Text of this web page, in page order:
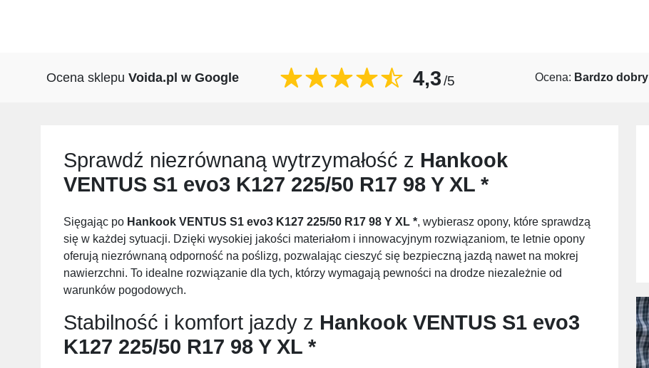
Ocena sklepu Voida.pl w Google 4,3/5 Ocena: Bardzo dobry
Sprawdź niezrównaną wytrzymałość z Hankook
VENTUS S1 evo3 K127 225/50 R17 98 Y XL *
Sięgając po Hankook VENTUS S1 evo3 K127 225/50 R17 98 Y XL *, wybierasz opony, które sprawdzą
się w każdej sytuacji. Dzięki wysokiej jakości materiałom i innowacyjnym rozwiązaniom, te letnie opony
oferują niezrównaną odporność na poślizg, pozwalając cieszyć się bezpieczną jazdą nawet na mokrej
nawierzchni. To idealne rozwiązanie dla tych, którzy wymagają pewności na drodze niezależnie od
warunków pogodowych.
Stabilność i komfort jazdy z Hankook VENTUS S1 evo3
K127 225/50 R17 98 Y XL *